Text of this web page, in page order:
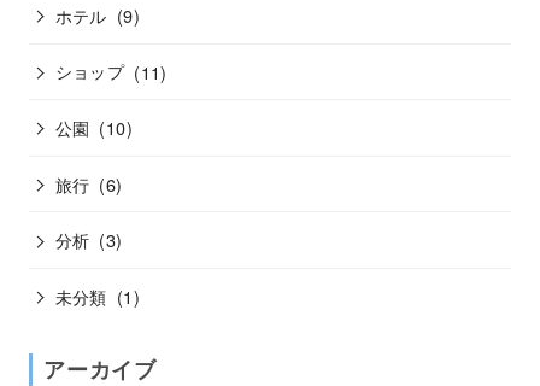
ホテル (9)
ショップ (11)
公園 (10)
旅行 (6)
分析 (3)
未分類 (1)
アーカイブ